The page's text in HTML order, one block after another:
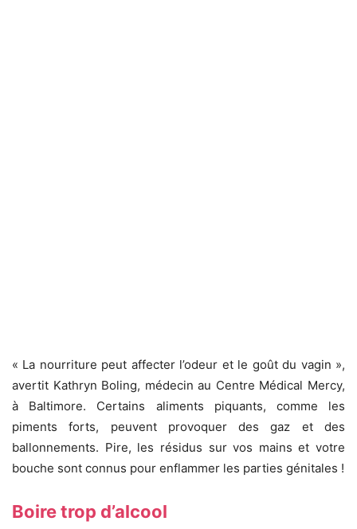
« La nourriture peut affecter l’odeur et le goût du vagin »,
avertit Kathryn Boling, médecin au Centre Médical Mercy,
à Baltimore. Certains aliments piquants, comme les
piments forts, peuvent provoquer des gaz et des
ballonnements. Pire, les résidus sur vos mains et votre
bouche sont connus pour enflammer les parties génitales !
Boire trop d’alcool